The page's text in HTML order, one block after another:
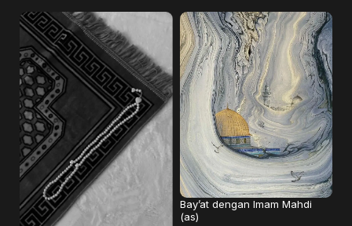
Bay’at dengan Imam Mahdi
(as)